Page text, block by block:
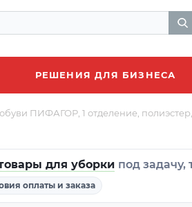
РЕШЕНИЯ ДЛЯ БИЗНЕСА
ПИФАГОР, 1 отделение, полиэстер,
для уборки под
оплаты и заказа